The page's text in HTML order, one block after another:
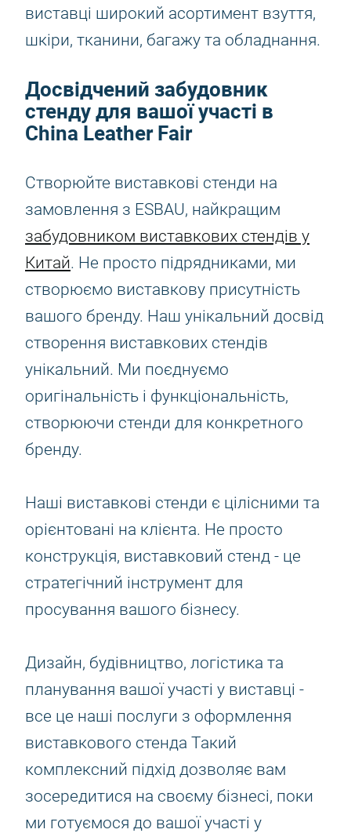
виставці широкий асортимент взуття,
шкіри, тканини, багажу та обладнання.
Досвідчений забудовник
стенду для вашої участі в
China Leather Fair
Створюйте виставкові стенди на
замовлення з ESBAU, найкращим
забудовником виставкових стендів у
Китай. Не просто підрядниками, ми
створюємо виставкову присутність
вашого бренду. Наш унікальний досвід
створення виставкових стендів
унікальний. Ми поєднуємо
оригінальність і функціональність,
створюючи стенди для конкретного
бренду.
Наші виставкові стенди є цілісними та
орієнтовані на клієнта. Не просто
конструкція, виставковий стенд - це
стратегічний інструмент для
просування вашого бізнесу.
Дизайн, будівництво, логістика та
планування вашої участі у виставці -
все це наші послуги з оформлення
виставкового стенда Такий
комплексний підхід дозволяє вам
зосередитися на своєму бізнесі, поки
ми готуємося до вашої участі у